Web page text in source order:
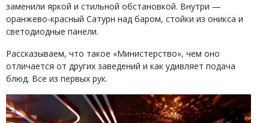
заменили яркой и стильной обстановкой. Внутри —
оранжево-красный Сатурн над баром, стойки из оникса и
светодиодные панели.
Рассказываем, что такое «Министерство», чем оно
отличается от других заведений и как удивляет подача
блюд. Все из первых рук.